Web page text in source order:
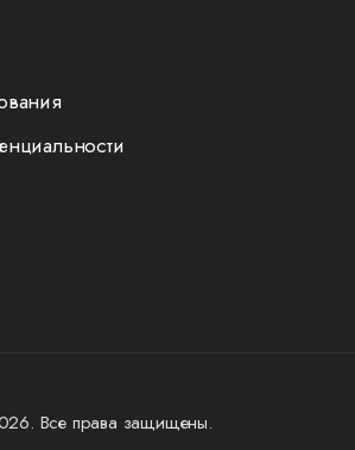
Все права защищены.